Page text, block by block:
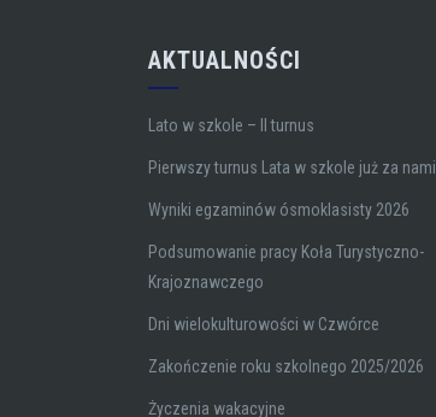
AKTUALNOŚCI
Lato w szkole – II turnus
Pierwszy turnus Lata w szkole już za nami
Wyniki egzaminów ósmoklasisty 2026
Podsumowanie pracy Koła Turystyczno-
Krajoznawczego
Dni wielokulturowości w Czwórce
Zakończenie roku szkolnego 2025/2026
Życzenia wakacyjne